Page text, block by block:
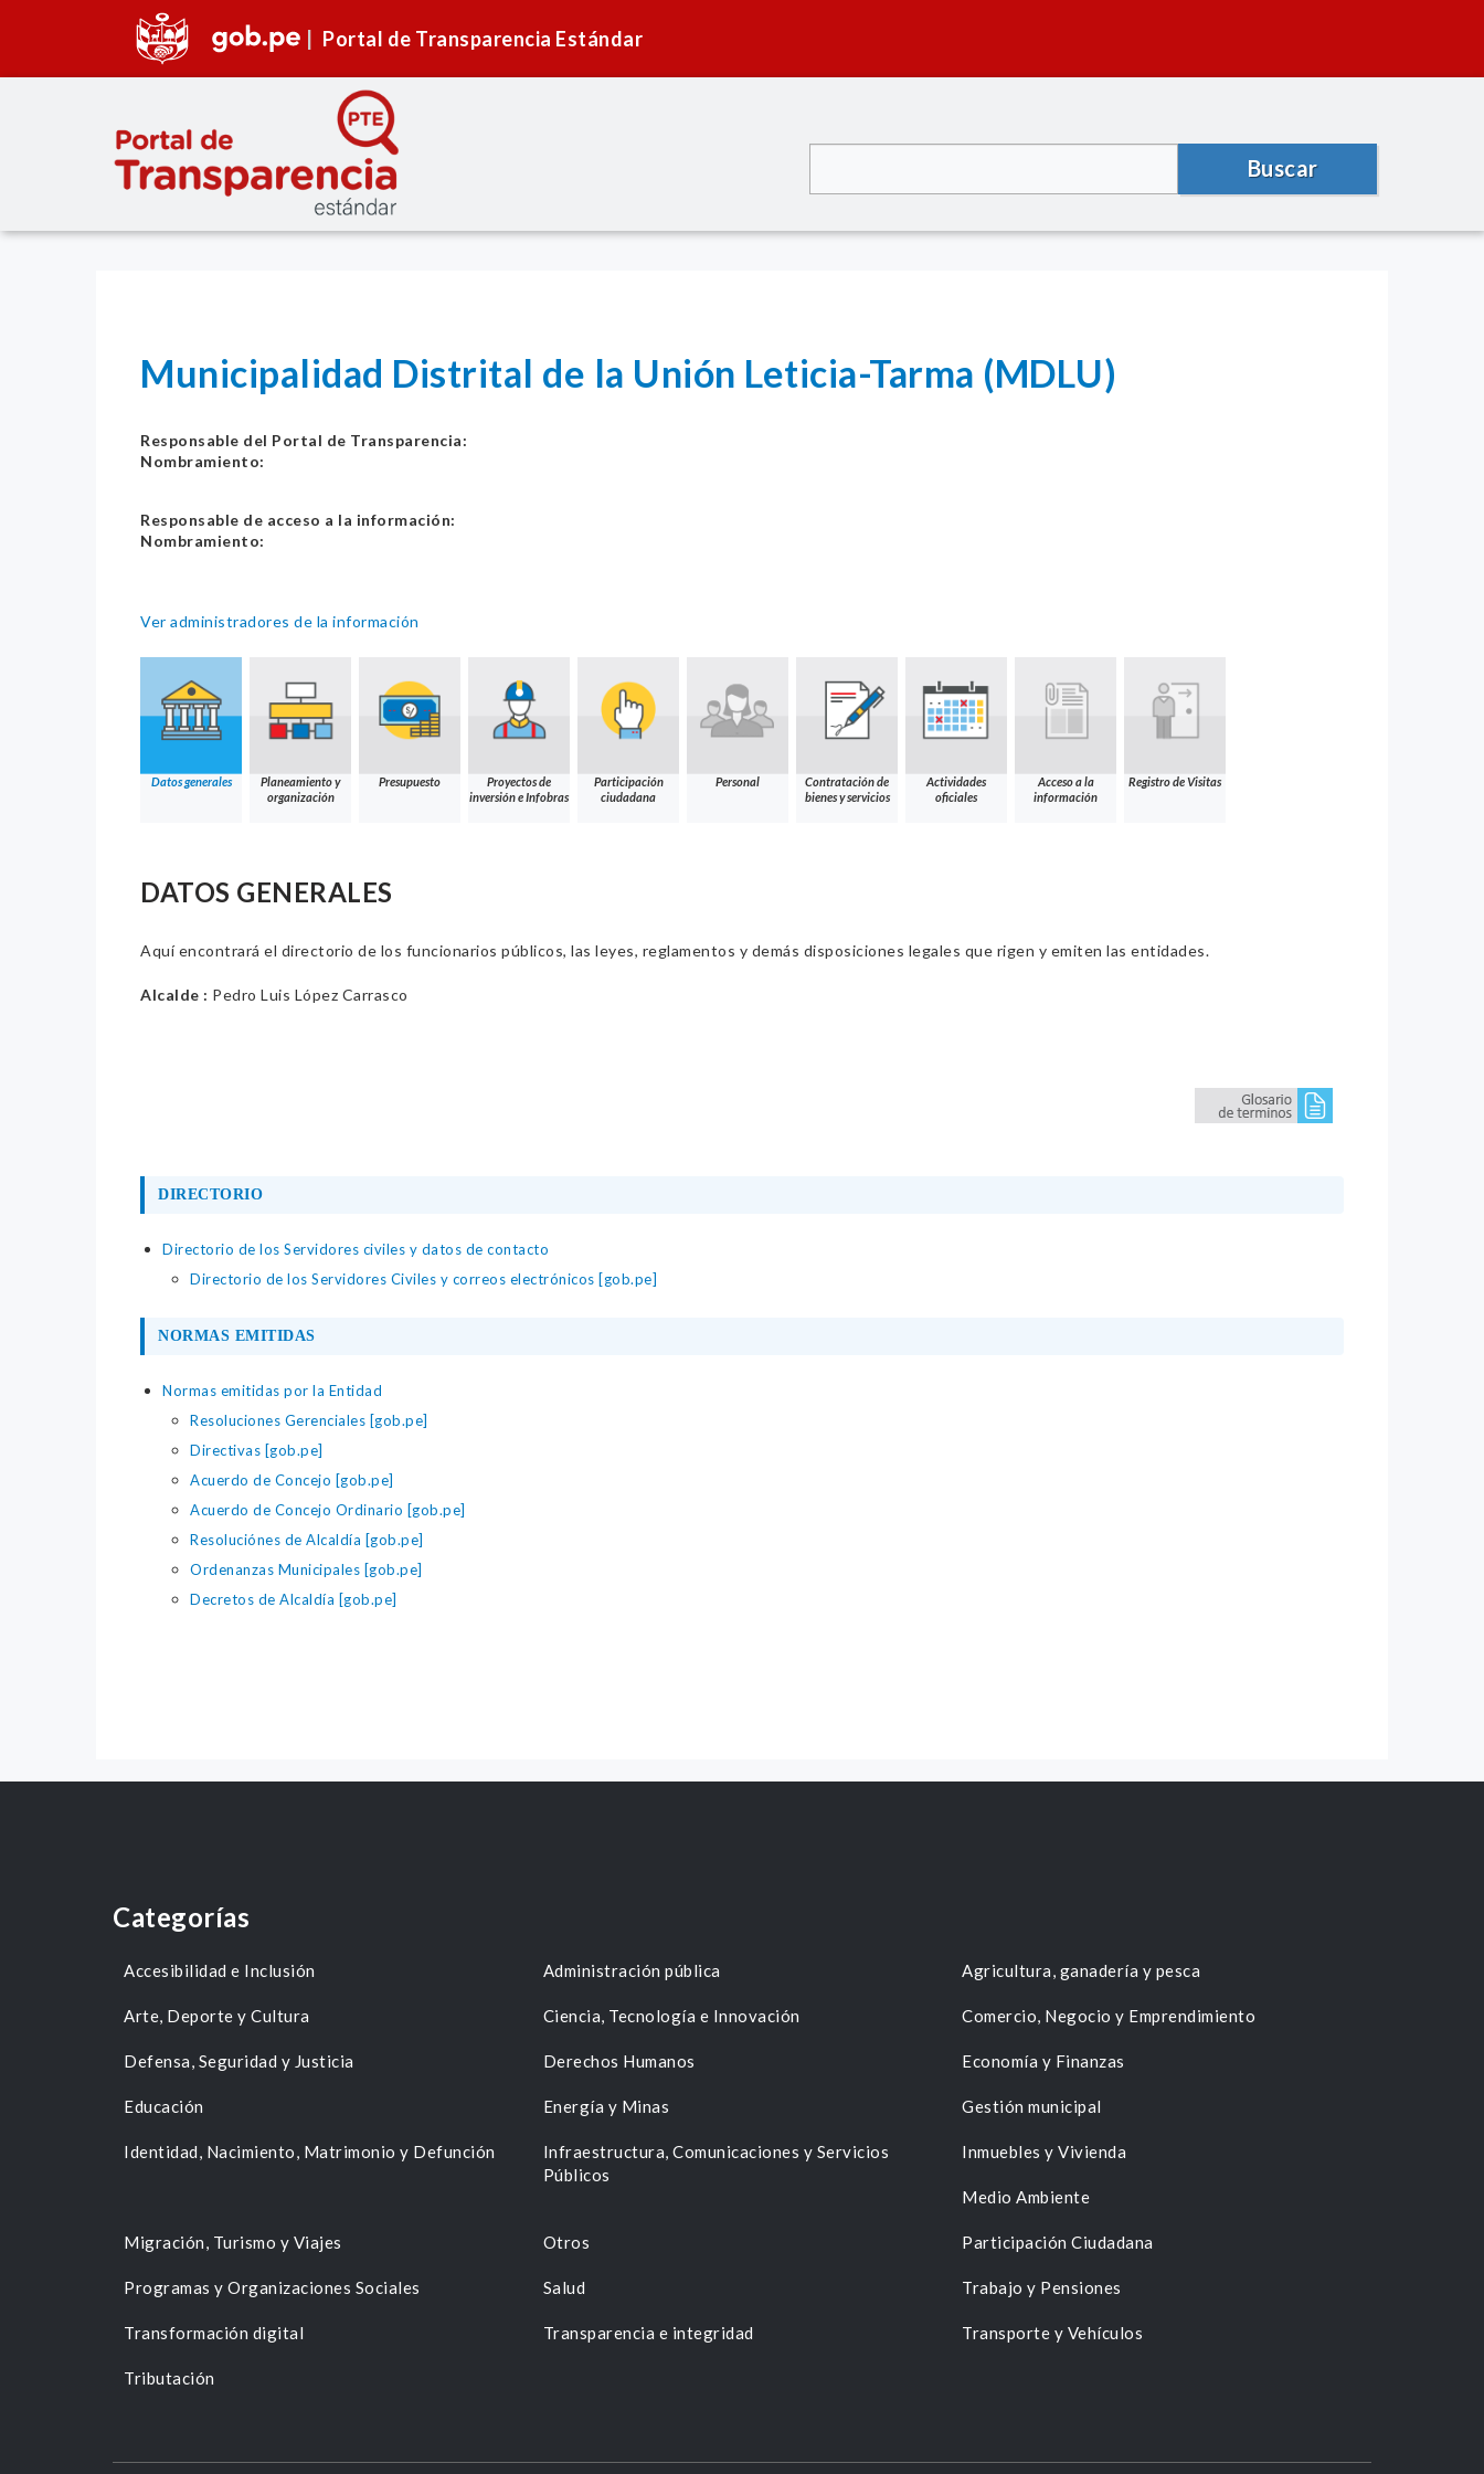
Portal de Transparencia Estándar
Buscar
Municipalidad Distrital de la Unión Leticia-Tarma (MDLU)
Responsable del Portal de Transparencia:
Nombramiento:
Responsable de acceso a la información:
Nombramiento:
Ver administradores de la información
Datos generales
Planeamiento y
organización
Presupuesto
Proyectos de
inversión e Infobras
Participación
ciudadana
Personal
Contratación de
bienes y servicios
Actividades
oficiales
Acceso a la
información
Registro de Visitas
DATOS GENERALES
Aquí encontrará el directorio de los funcionarios públicos, las leyes, reglamentos y demás disposiciones legales que rigen y emiten las entidades.
Alcalde : Pedro Luis López Carrasco
DIRECTORIO
Directorio de los Servidores civiles y datos de contacto
Directorio de los Servidores Civiles y correos electrónicos [gob.pe]
NORMAS EMITIDAS
Normas emitidas por la Entidad
Resoluciones Gerenciales [gob.pe]
Directivas [gob.pe]
Acuerdo de Concejo [gob.pe]
Acuerdo de Concejo Ordinario [gob.pe]
Resoluciónes de Alcaldía [gob.pe]
Ordenanzas Municipales [gob.pe]
Decretos de Alcaldía [gob.pe]
Categorías
Accesibilidad e Inclusión Administración pública Agricultura, ganadería y pesca
Arte, Deporte y Cultura Ciencia, Tecnología e Innovación Comercio, Negocio y Emprendimiento
Defensa, Seguridad y Justicia Derechos Humanos Economía y Finanzas
Educación Energía y Minas Gestión municipal
Identidad, Nacimiento, Matrimonio y Defunción
Infraestructura, Comunicaciones y Servicios
Públicos
Inmuebles y Vivienda
Medio Ambiente
Migración, Turismo y Viajes Otros Participación Ciudadana
Programas y Organizaciones Sociales Salud Trabajo y Pensiones
Transformación digital Transparencia e integridad Transporte y Vehículos
Tributación